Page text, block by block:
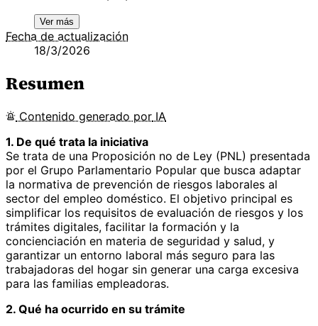
Ver más
Fecha de actualización
18/3/2026
Resumen
Contenido generado por IA
1. De qué trata la iniciativa
Se trata de una Proposición no de Ley (PNL) presentada
por el Grupo Parlamentario Popular que busca adaptar
la normativa de prevención de riesgos laborales al
sector del empleo doméstico. El objetivo principal es
simplificar los requisitos de evaluación de riesgos y los
trámites digitales, facilitar la formación y la
concienciación en materia de seguridad y salud, y
garantizar un entorno laboral más seguro para las
trabajadoras del hogar sin generar una carga excesiva
para las familias empleadoras.
2. Qué ha ocurrido en su trámite